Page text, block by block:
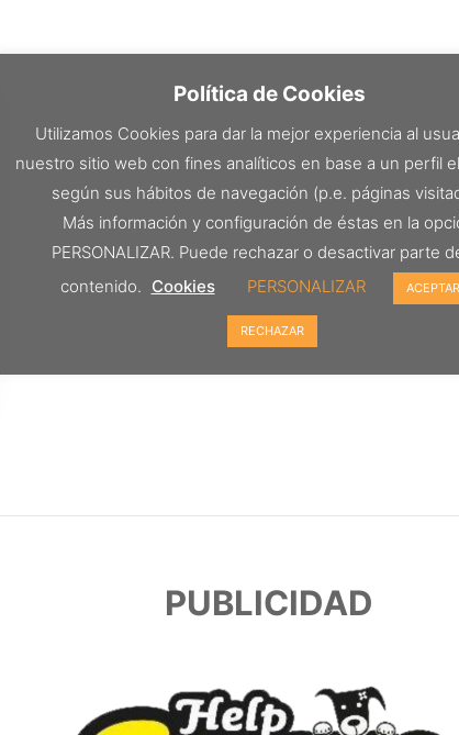
PUBLICIDAD
Política de Cookies
Utilizamos Cookies para dar la mejor experiencia al
nuestro sitio web con fines analíticos en base a un perfil
según sus hábitos de navegación (p.e. páginas
Más información y configuración de éstas en la
PERSONALIZAR. Puede rechazar o desactivar parte
contenido. Cookies PERSONALIZAR ACEPTAR
RECHAZAR